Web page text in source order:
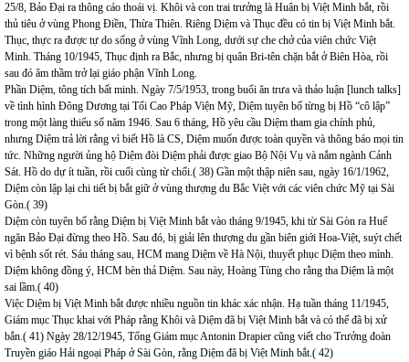
25/8, Bảo Đại ra thông cáo thoái vị. Khôi và con trai trưởng là Huân bị Việt Minh bắt, rồi
thủ tiêu ở vùng Phong Điền, Thừa Thiên. Riêng Diệm và Thục đều có tin bị Việt Minh bắt.
Thục, thực ra được tự do sống ở vùng Vĩnh Long, dưới sự che chở của viên chức Việt
Minh. Tháng 10/1945, Thục định ra Bắc, nhưng bị quân Bri-tên chặn bắt ở Biên Hòa, rồi
sau đó âm thầm trở lại giáo phận Vĩnh Long.
Phần Diệm, tông tích bất minh. Ngày 7/5/1953, trong buổi ăn trưa và thảo luận [lunch talks]
về tình hình Đông Dương tại Tối Cao Pháp Viện Mỹ, Diệm tuyên bố từng bị Hồ “cô lập”
trong một làng thiểu số năm 1946. Sau 6 tháng, Hồ yêu cầu Diệm tham gia chính phủ,
nhưng Diệm trả lời rằng vì biết Hồ là CS, Diệm muốn được toàn quyền và thông báo mọi tin
tức. Những người ủng hộ Diệm đòi Diệm phải được giao Bộ Nội Vụ và nắm ngành Cảnh
Sát. Hồ do dự ít tuần, rồi cuối cùng từ chối.( 38) Gần một thập niên sau, ngày 16/1/1962,
Diệm còn lập lại chi tiết bị bắt giữ ở vùng thượng du Bắc Việt với các viên chức Mỹ tại Sài
Gòn.( 39)
Diệm còn tuyên bố rằng Diệm bị Việt Minh bắt vào tháng 9/1945, khi từ Sài Gòn ra Huế
ngăn Bảo Đại đừng theo Hồ. Sau đó, bị giải lên thượng du gần biên giới Hoa-Việt, suýt chết
vì bệnh sốt rét. Sáu tháng sau, HCM mang Diệm về Hà Nội, thuyết phục Diệm theo mình.
Diệm không đồng ý, HCM bèn thả Diệm. Sau này, Hoàng Tùng cho rằng tha Diệm là một
sai lầm.( 40)
Việc Diệm bị Việt Minh bắt được nhiều nguồn tin khác xác nhận. Hạ tuần tháng 11/1945,
Giám mục Thục khai với Pháp rằng Khôi và Diệm đã bị Việt Minh bắt và có thể đã bị xử
bắn.( 41) Ngày 28/12/1945, Tổng Giám mục Antonin Drapier cũng viết cho Trưởng đoàn
Truyền giáo Hải ngoại Pháp ở Sài Gòn, rằng Diệm đã bị Việt Minh bắt.( 42)